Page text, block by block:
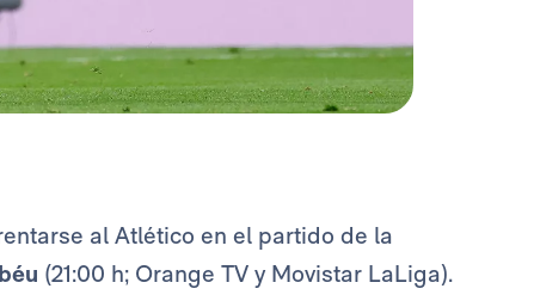
al Atlético en el partido de la
(21:00 h; Orange TV y Movistar LaLiga).